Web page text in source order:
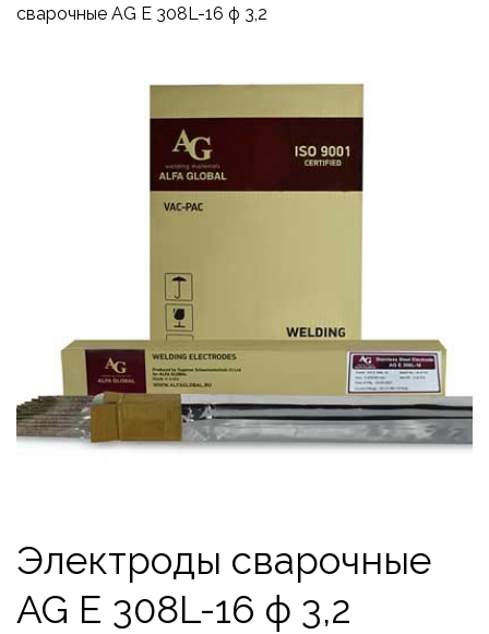
сварочные AG E 308L-16 ф 3,2
Электроды сварочные
AG E 308L-16 ф 3,2